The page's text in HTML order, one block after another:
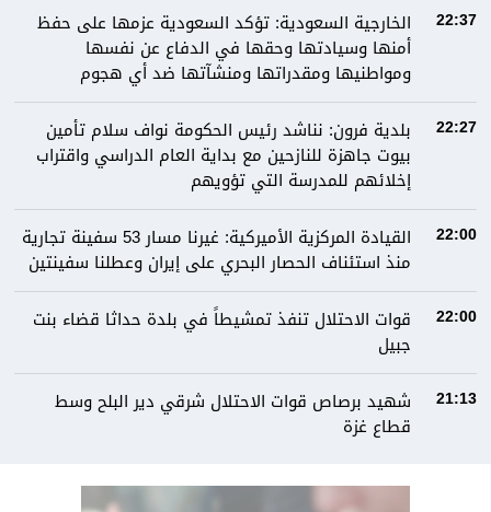
22:37
الخارجية السعودية: تؤكد السعودية عزمها على حفظ
أمنها وسيادتها وحقها في الدفاع عن نفسها
ومواطنيها ومقدراتها ومنشآتها ضد أي هجوم
22:27
بلدية فرون: نناشد رئيس الحكومة نواف سلام تأمين
بيوت جاهزة للنازحين مع بداية العام الدراسي واقتراب
إخلائهم للمدرسة التي تؤويهم
22:00
القيادة المركزية الأميركية: غيرنا مسار 53 سفينة تجارية
منذ استئناف الحصار البحري على إيران وعطلنا سفينتين
22:00
قوات الاحتلال تنفذ تمشيطاً في بلدة حداثا قضاء بنت
جبيل
21:13
شهيد برصاص قوات الاحتلال شرقي دير البلح وسط
قطاع غزة